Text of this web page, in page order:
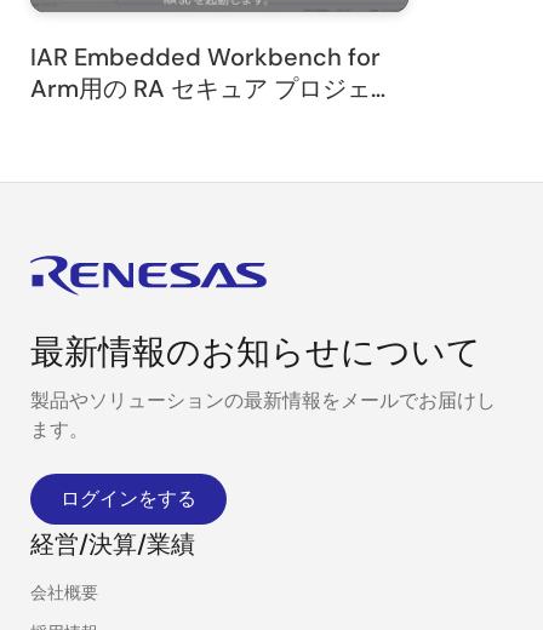
IAR Embedded Workbench for
Arm用の RA セキュア プロジェク
最新情報のお知らせについて
製品やソリューションの最新情報をメールでお届けし
ます。
ログインをする
経営/決算/業績
会社概要